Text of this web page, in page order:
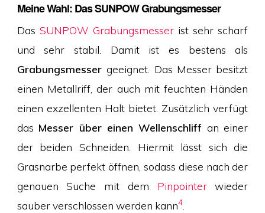
Meine Wahl: Das SUNPOW Grabungsmesser
Das SUNPOW Grabungsmesserist sehr scharf
und sehr stabil. Damit ist es bestens als
Grabungsmessergeeignet. Das Messer besitzt
einen Metallriff, der auch mit feuchten Händen
einen exzellenten Halt bietet. Zusätzlich verfügt
das Messer über einen Wellenschliff an einer
der beiden Schneiden. Hiermit lässt sich die
Grasnarbe perfekt öffnen, sodass diese nach der
genauen Suche mit dem Pinpointerwieder
sauber verschlossen werden kann4.